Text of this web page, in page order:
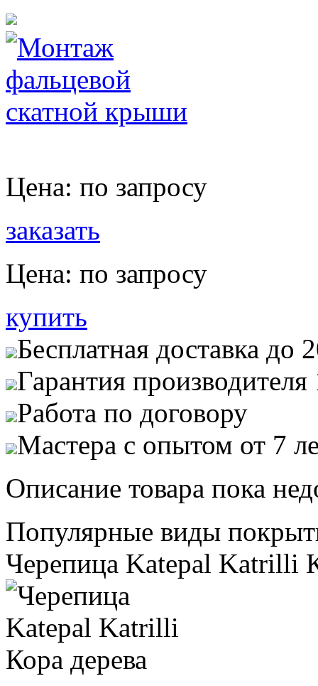
Цена: по запросу
заказать
Цена: по запросу
купить
Бесплатная доставка до
Гарантия производителя
Работа по договору
Мастера с опытом от 7
Описание товара пока
Популярные виды
Черепица Katepal Katrilli